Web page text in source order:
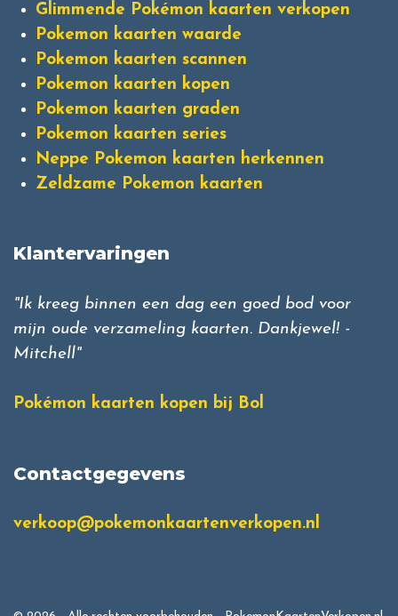
Glimmende Pokémon kaarten verkopen
Pokemon kaarten waarde
Pokemon kaarten scannen
Pokemon kaarten kopen
Pokemon kaarten graden
Pokemon kaarten series
Neppe Pokemon kaarten herkennen
Zeldzame Pokemon kaarten
Klantervaringen
"Ik kreeg binnen een dag een goed bod voor
mijn oude verzameling kaarten. Dankjewel! -
Mitchell"
Pokémon kaarten kopen bij Bol
Contactgegevens
verkoop@pokemonkaartenverkopen.nl